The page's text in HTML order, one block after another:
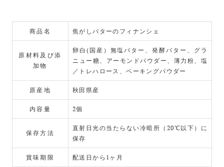
商品名 焦がしバターのフィナンシェ
原材料及び添
加物
卵白(国産）無塩バター、発酵バター、グラ
ニュー糖、アーモンドパウダー、薄力粉、塩
／トレハロース、ベーキングパウダー
原産地 秋田県産
内容量 2個
保存方法
直射日光の当たらない冷暗所（20℃以下）に
保存
賞味期限 配送日から1ヶ月